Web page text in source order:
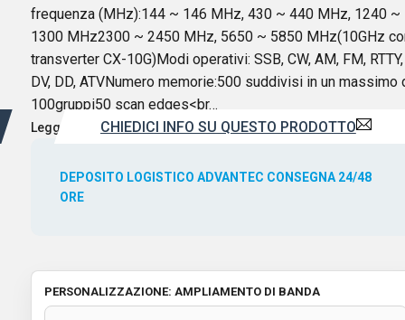
frequenza (MHz):144 ~ 146 MHz, 430 ~ 440 MHz, 1240 ~
1300 MHz2300 ~ 2450 MHz, 5650 ~ 5850 MHz(10GHz
transverter CX-10G)Modi operativi: SSB, CW, AM, FM, RTTY,
DV, DD, ATVNumero memorie:500 suddivisi in un massimo
100gruppi50 scan edges<br…
Leggi di più CHIEDICI INFO SU QUESTO PRODOTTO
DEPOSITO LOGISTICO ADVANTEC CONSEGNA 24/48
ORE
PERSONALIZZAZIONE: AMPLIAMENTO DI BANDA